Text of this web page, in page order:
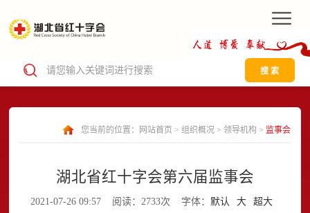
搜 索
您当前的位置： 网站首页 > 组织概况> 领导机构 > 监事会
湖北省红十字会第六届监事会
2021-07-26 09:57 阅读：2733次 字体： 默认 大 超大